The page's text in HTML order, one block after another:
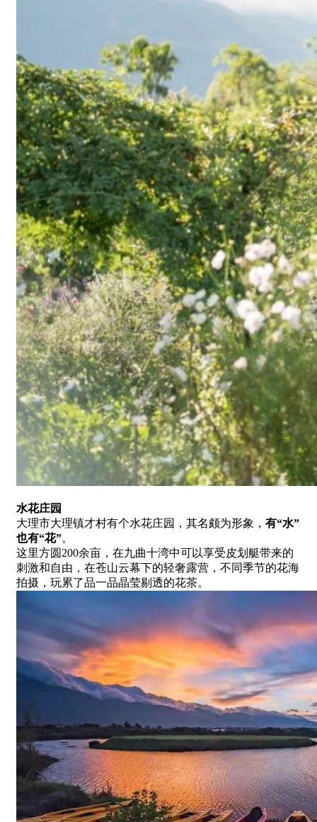
水花庄园
大理市大理镇才村有个水花庄园，其名颇为形象， 有“水”
也有“花”。
这里方圆200余亩，在九曲十湾中可以享受皮划艇带来的
刺激和自由，在苍山云幕下的轻奢露营，不同季节的花海
拍摄，玩累了品一品晶莹剔透的花茶。